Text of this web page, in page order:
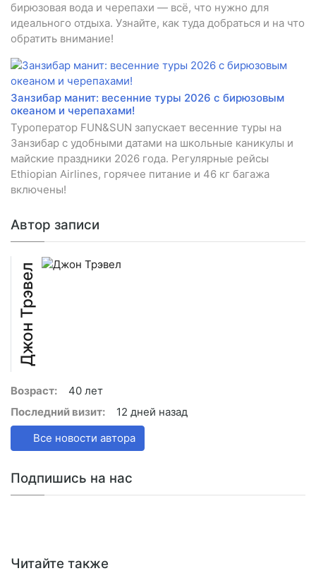
бирюзовая вода и черепахи — всё, что нужно для
идеального отдыха. Узнайте, как туда добраться и на что
обратить внимание!
Занзибар манит: весенние туры 2026 с бирюзовым
океаном и черепахами!
Туроператор FUN&SUN запускает весенние туры на
Занзибар с удобными датами на школьные каникулы и
майские праздники 2026 года. Регулярные рейсы
Ethiopian Airlines, горячее питание и 46 кг багажа
включены!
Автор записи
Джон Трэвел
Возраст:
40 лет
Последний визит:
12 дней назад
Все новости автора
Подпишись на нас
Читайте также